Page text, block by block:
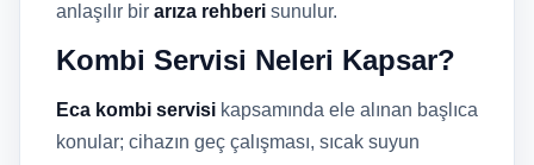
anlaşılır bir arıza rehberi sunulur.
Kombi Servisi Neleri Kapsar?
Eca kombi servisi kapsamında ele alınan başlıca
konular; cihazın geç çalışması, sıcak suyun